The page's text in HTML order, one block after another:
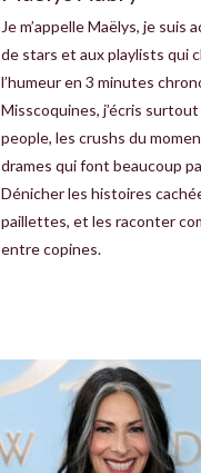
Je m’appelle Maëlys, je suis
de stars et aux playlists qui
l’humeur en 3 minutes
Misscoquines, j’écris
people, les crushs du
drames qui font beaucoup
Dénicher les histoires
paillettes, et les raconter
entre copines.